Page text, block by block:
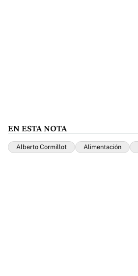
EN ESTA NOTA
Alberto Cormillot Alimentación